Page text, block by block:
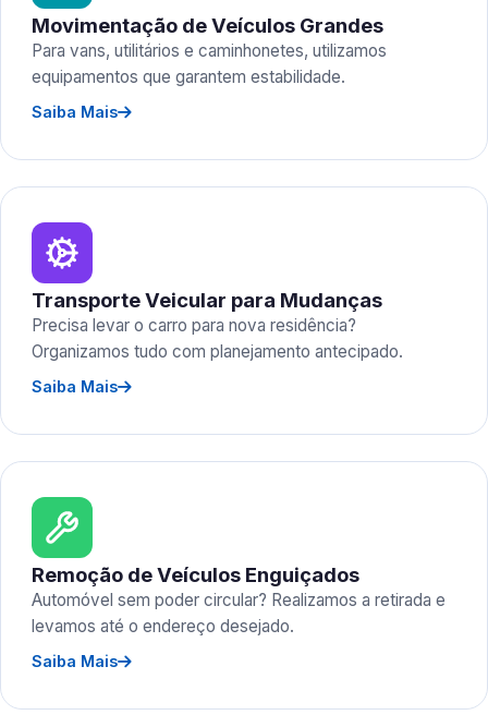
Movimentação de Veículos Grandes
Para vans, utilitários e caminhonetes, utilizamos
equipamentos que garantem estabilidade.
Saiba Mais
Transporte Veicular para Mudanças
Precisa levar o carro para nova residência?
Organizamos tudo com planejamento antecipado.
Saiba Mais
Remoção de Veículos Enguiçados
Automóvel sem poder circular? Realizamos a retirada e
levamos até o endereço desejado.
Saiba Mais